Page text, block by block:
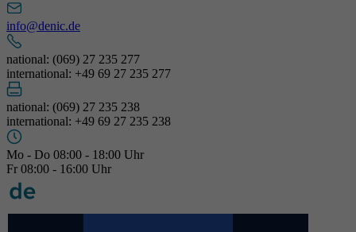
info@denic.de
national: (069) 27 235 277
international: +49 69 27 235 277
national: (069) 27 235 238
international: +49 69 27 235 238
Mo - Do 08:00 - 18:00 Uhr
Fr 08:00 - 16:00 Uhr